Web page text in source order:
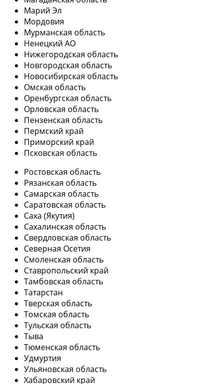
Марий Эл
Мордовия
Мурманская область
Ненецкий АО
Нижегородская область
Новгородская область
Новосибирская область
Омская область
Оренбургская область
Орловская область
Пензенская область
Пермский край
Приморский край
Псковская область
Ростовская область
Рязанская область
Самарская область
Саратовская область
Саха (Якутия)
Сахалинская область
Свердловская область
Северная Осетия
Смоленская область
Ставропольский край
Тамбовская область
Татарстан
Тверская область
Томская область
Тульская область
Тыва
Тюменская область
Удмуртия
Ульяновская область
Хабаровский край